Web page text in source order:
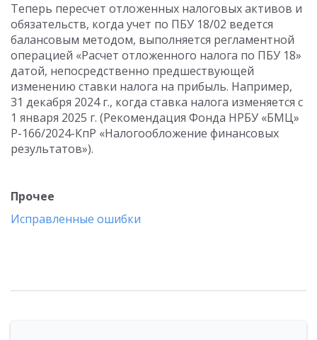
Теперь пересчет отложенных налоговых активов и
обязательств, когда учет по ПБУ 18/02 ведется
балансовым методом, выполняется регламентной
операцией «Расчет отложенного налога по ПБУ 18»
датой, непосредственно предшествующей
изменению ставки налога на прибыль. Например,
31 декабря 2024 г., когда ставка налога изменяется с
1 января 2025 г. (Рекомендация Фонда НРБУ «БМЦ»
Р-166/2024-КпР «Налогообложение финансовых
результатов»).
Прочее
Исправленные ошибки